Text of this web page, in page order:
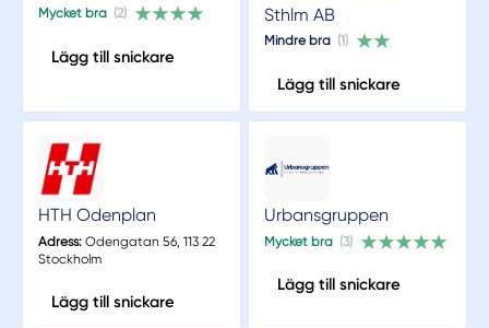
Mycket bra (2)
Lägg till snickare
Sthlm AB
Mindre bra (1)
Lägg till snickare
HTH Odenplan
Adress:Odengatan 56, 113 22
Stockholm
Lägg till snickare
Urbansgruppen
Mycket bra (3)
Lägg till snickare